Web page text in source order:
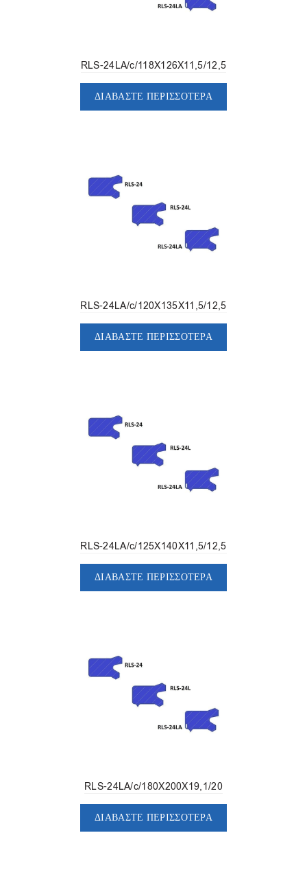
RLS-24LA/c/118X126X11,5/12,5
ΔΙΑΒΆΣΤΕ ΠΕΡΙΣΣΌΤΕΡΑ
RLS-24LA/c/120X135X11,5/12,5
ΔΙΑΒΆΣΤΕ ΠΕΡΙΣΣΌΤΕΡΑ
RLS-24LA/c/125X140X11,5/12,5
ΔΙΑΒΆΣΤΕ ΠΕΡΙΣΣΌΤΕΡΑ
RLS-24LA/c/180X200X19,1/20
ΔΙΑΒΆΣΤΕ ΠΕΡΙΣΣΌΤΕΡΑ